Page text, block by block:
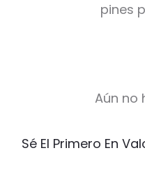
pines
V
a
Aún no
Sé El Primero En